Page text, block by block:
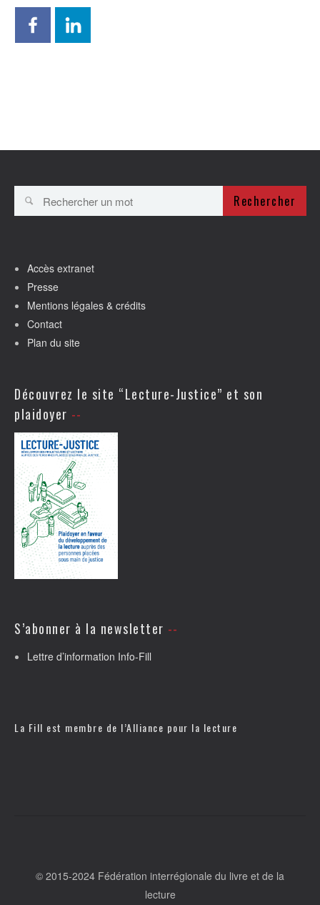
Rechercher
Accès extranet
Presse
Mentions légales & crédits
Contact
Plan du site
Découvrez le site “Lecture-Justice” et son
plaidoyer
S’abonner à la newsletter
Lettre d’information Info-Fill
La Fill est membre de l’Alliance pour la lecture
© 2015-2024 Fédération interrégionale du livre et de la
lecture